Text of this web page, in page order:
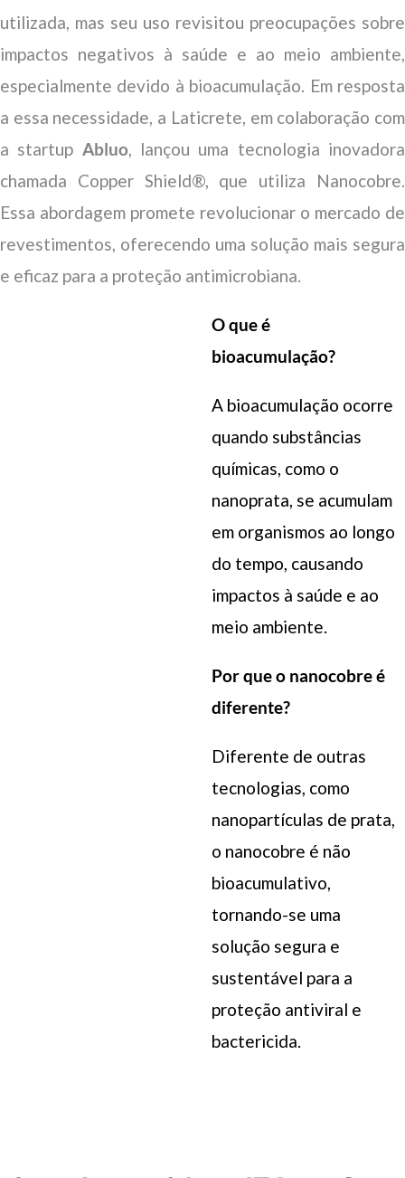
utilizada, mas seu uso revisitou preocupações sobre
impactos negativos à saúde e ao meio ambiente,
especialmente devido à bioacumulação. Em resposta
a essa necessidade, a Laticrete, em colaboração com
a startup Abluo, lançou uma tecnologia inovadora
chamada Copper Shield®, que utiliza Nanocobre.
Essa abordagem promete revolucionar o mercado de
revestimentos, oferecendo uma solução mais segura
e eficaz para a proteção antimicrobiana.
O que é
bioacumulação?
A bioacumulação ocorre
quando substâncias
químicas, como o
nanoprata, se acumulam
em organismos ao longo
do tempo, causando
impactos à saúde e ao
meio ambiente.
Por que o nanocobre é
diferente?
Diferente de outras
tecnologias, como
nanopartículas de prata,
o nanocobre é não
bioacumulativo,
tornando-se uma
solução segura e
sustentável para a
proteção antiviral e
bactericida.